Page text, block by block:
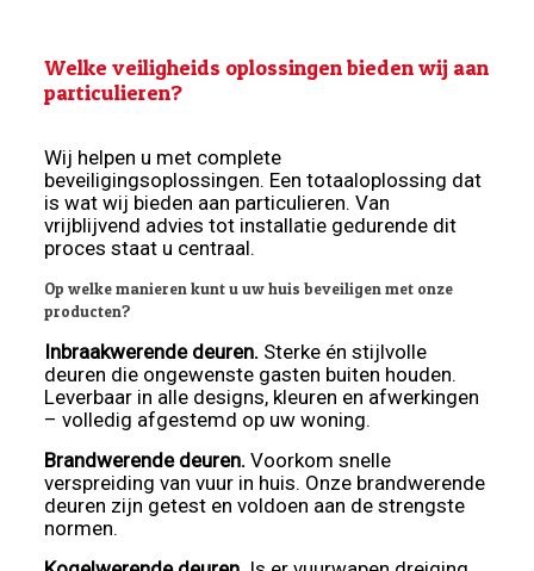
Welke veiligheids oplossingen bieden wij aan
particulieren?
Wij helpen u met complete
beveiligingsoplossingen. Een totaaloplossing dat
is wat wij bieden aan particulieren. Van
vrijblijvend advies tot installatie gedurende dit
proces staat u centraal.
Op welke manieren kunt u uw huis beveiligen met onze
producten?
Inbraakwerende deuren. Sterke én stijlvolle
deuren die ongewenste gasten buiten houden.
Leverbaar in alle designs, kleuren en afwerkingen
– volledig afgestemd op uw woning.
Brandwerende deuren.Voorkom snelle
verspreiding van vuur in huis. Onze brandwerende
deuren zijn getest en voldoen aan de strengste
normen.